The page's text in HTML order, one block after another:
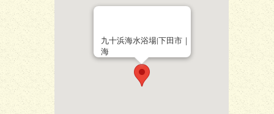
九十浜海水浴場|下田市｜
海